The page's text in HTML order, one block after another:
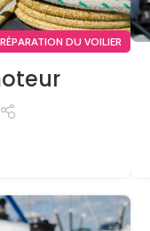
DU VOILIER